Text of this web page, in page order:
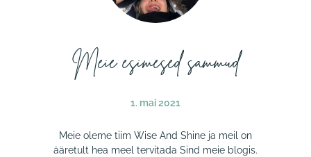
Meie esimesed sammud
1. mai 2021
Meie oleme tiim Wise And Shine ja meil on
ääretult hea meel tervitada Sind meie blogis.